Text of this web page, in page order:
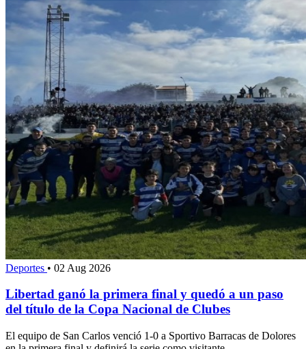
Deportes • 02 Aug 2026
Libertad ganó la primera final y quedó a un paso
del título de la Copa Nacional de Clubes
El equipo de San Carlos venció 1-0 a Sportivo Barracas de Dolores